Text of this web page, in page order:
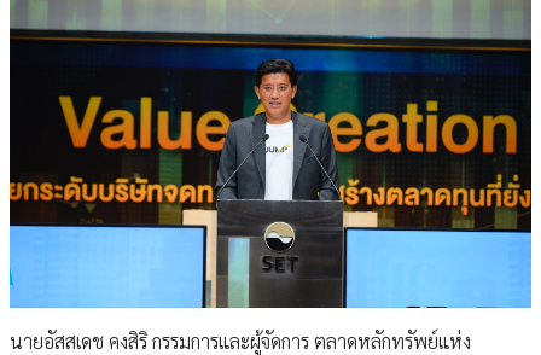
นายอัสสเดช คงสิริ กรรมการและผู้จัดการ ตลาดหลักทรัพย์แห่ง